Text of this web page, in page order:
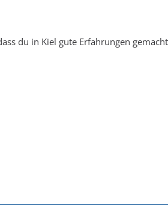
du in Kiel gute Erfahrungen